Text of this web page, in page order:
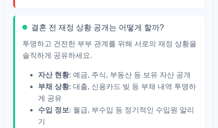
결혼 전 재정 상황 공개는 어떻게 할까?
투명하고 건전한 부부 관계를 위해 서로의 재정 상황을
솔직하게 공유하세요.
자산 현황: 예금, 주식, 부동산 등 보유 자산 공개
부채 상황: 대출, 신용카드 빚 등 부채 내역 투명하
게 공유
수입 정보: 월급, 부수입 등 정기적인 수입원 알리
기